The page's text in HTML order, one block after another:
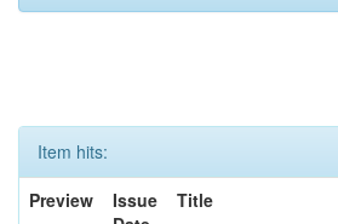
Item hits:
Preview
Issue
Title